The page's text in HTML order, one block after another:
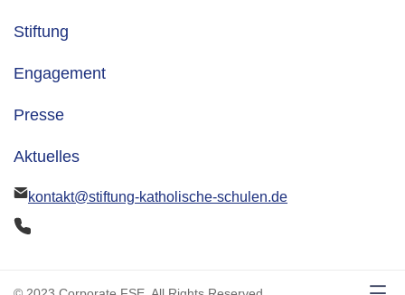
Stiftung
Engagement
Presse
Aktuelles
kontakt@stiftung-katholische-schulen.de